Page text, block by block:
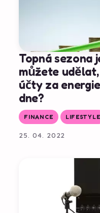
Topná sezona
můžete
účty za
dne?
FINANCE LIFESTYLE
25. 04. 2022